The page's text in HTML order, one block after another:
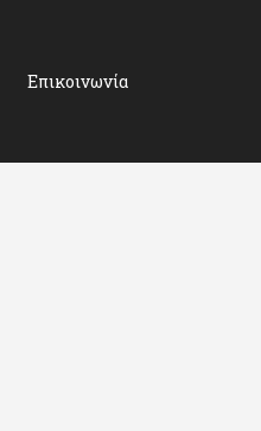
Επικοινωνία